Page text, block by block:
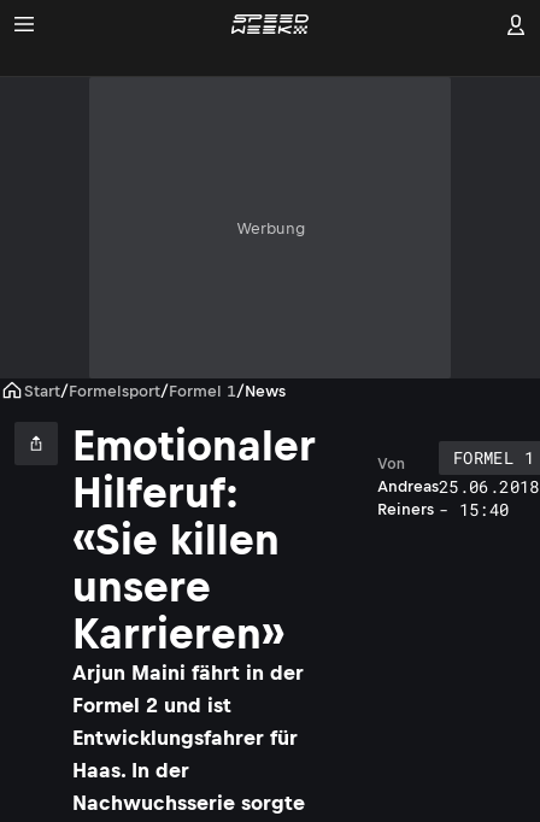
Werbung
Start/Formelsport/Formel 1/News
Emotionaler
Hilferuf:
«Sie killen
unsere
Karrieren»
Arjun Maini fährt in der
Formel 2 und ist
Entwicklungsfahrer für
Haas. In der
Nachwuchsserie sorgte
Andreas
Reiners
Von
FORMEL 1
25.06.2018
- 15:40